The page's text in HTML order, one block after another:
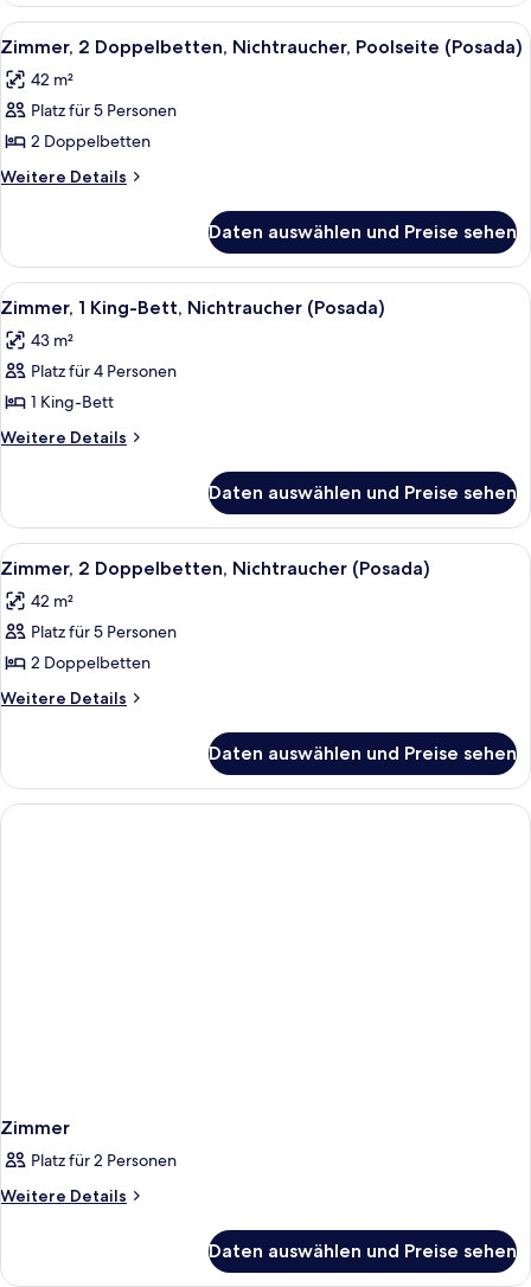
anzeigen
Bett,
Nichtraucher,
(Posada)
Alle
Fotos
für
Zimmer,
2 Doppelbetten,
Nichtraucher,
anzeigen
Ein Poolbereich mit Liegestühlen
11
Zimmer, 2 Doppelbetten, Nichtraucher, Poolseite (Posada)
42 m²
Platz für 5 Personen
2 Doppelbetten
Weitere Details
Weitere
2 Doppelbetten,
Nichtraucher,
Poolseite
Daten auswählen und Preise sehen
Alle
Fotos
für
Zimmer,
1 King-
Bett,
anzeigen
Hochwertige Bettwaren,
7
Zimmer, 1 King-Bett, Nichtraucher (Posada)
43 m²
Platz für 4 Personen
1 King-Bett
Weitere Details
Weitere
1 King-
Bett,
Nichtraucher
Daten auswählen und Preise sehen
Alle
Fotos
für
Zimmer,
2 Doppelbetten,
Nichtraucher
Hochwertige Bettwaren,
5
Zimmer, 2 Doppelbetten, Nichtraucher (Posada)
42 m²
Platz für 5 Personen
2 Doppelbetten
Weitere Details
Weitere
2 Doppelbetten,
Nichtraucher
(Posada)
Daten auswählen und Preise sehen
Zimmer
Platz für 2 Personen
Weitere Details
Weitere
Daten auswählen und Preise sehen